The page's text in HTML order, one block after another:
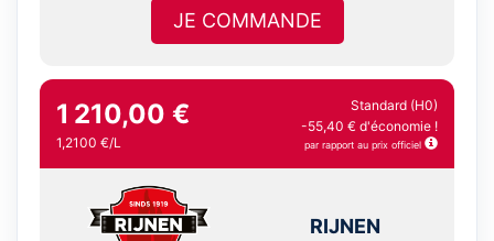
JE COMMANDE
1 210,00 €
1,2100 €/L
Standard (H0)
-55,40 € d'économie !
par rapport au prix officiel
RIJNEN